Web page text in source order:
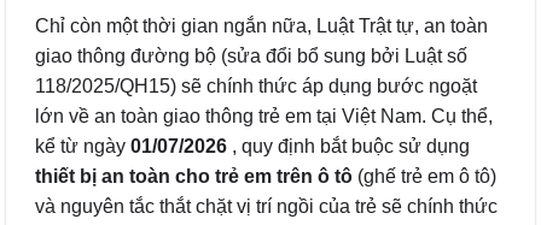
Chỉ còn một thời gian ngắn nữa, Luật Trật tự, an toàn
giao thông đường bộ (sửa đổi bổ sung bởi Luật số
118/2025/QH15) sẽ chính thức áp dụng bước ngoặt
lớn về an toàn giao thông trẻ em tại Việt Nam. Cụ thể,
kể từ ngày 01/07/2026 , quy định bắt buộc sử dụng
thiết bị an toàn cho trẻ em trên ô tô (ghế trẻ em ô tô)
và nguyên tắc thắt chặt vị trí ngồi của trẻ sẽ chính thức